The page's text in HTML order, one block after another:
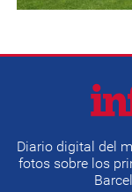
Diario digital del
fotos sobre los